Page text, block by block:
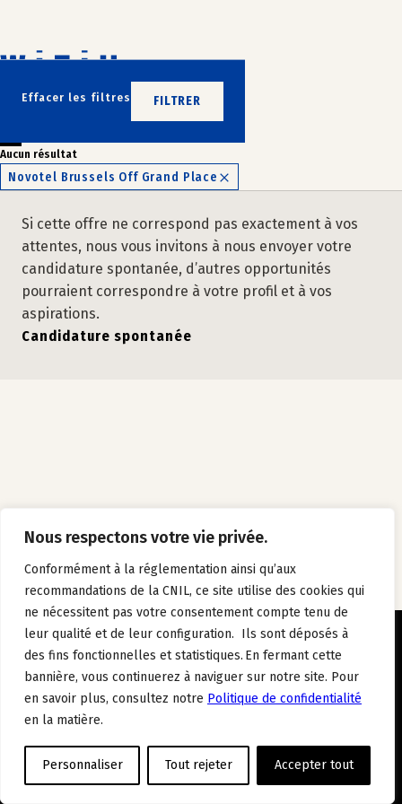
Nous respectons votre vie privée.
Conformément à la réglementation ainsi qu’aux
recommandations de la CNIL, ce site utilise des cookies qui
ne nécessitent pas votre consentement compte tenu de
leur qualité et de leur configuration. Ils sont déposés à
des fins fonctionnelles et statistiques. En fermant cette
bannière, vous continuerez à naviguer sur notre site. Pour
en savoir plus, consultez notre Politique de confidentialité
en la matière.
Personnaliser Tout rejeter Accepter tout
contenu
Effacer les filtres FILTRER
N’ATTENDEZ PLUS
REJOIGNEZ-NOUS
Aucun résultat
Novotel Brussels Off Grand Place
Si cette offre ne correspond pas exactement à vos
attentes, nous vous invitons à nous envoyer votre
candidature spontanée, d’autres opportunités
pourraient correspondre à votre profil et à vos
aspirations.
Candidature spontanée
REJOIGNEZ-NOUS
INSTAGRAMLINKEDINFACEBOOK
À PROPOSNOUS REJOINDRE